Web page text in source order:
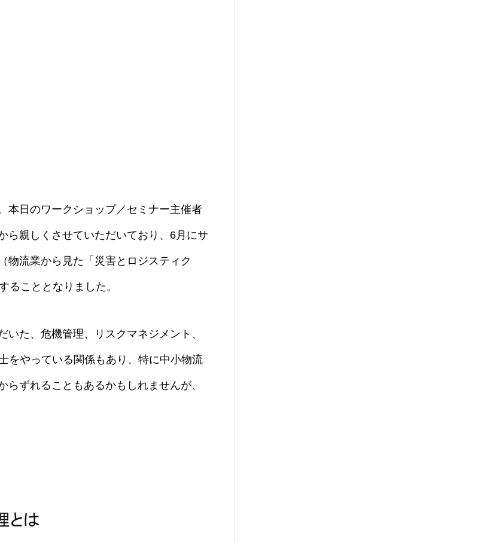
本日のワークショップ／セミナー主催者
ら親しくさせていただいており、6月にサ
物流業から見た「災害とロジスティク
ることとなりました。
た、危機管理、リスクマネジメント、
をやっている関係もあり、特に中小物流
ずれることもあるかもしれませんが、